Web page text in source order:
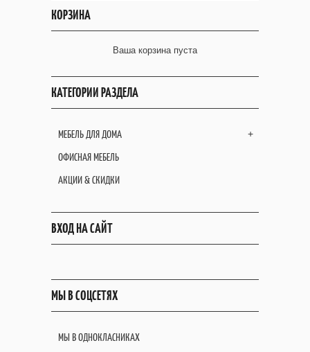
КОРЗИНА
Ваша корзина пуста
КАТЕГОРИИ РАЗДЕЛА
+
МЕБЕЛЬ ДЛЯ ДОМА
ОФИСНАЯ МЕБЕЛЬ
АКЦИИ & СКИДКИ
ВХОД НА САЙТ
МЫ В СОЦСЕТЯХ
МЫ В ОДНОКЛАСНИКАХ